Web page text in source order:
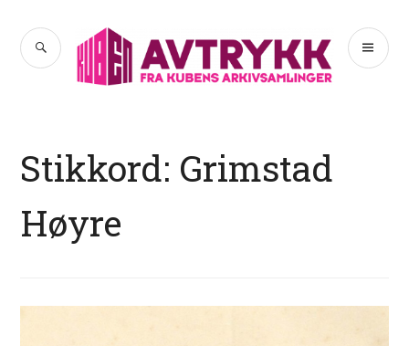
innhold
Avtrykk
SØK
Stikkord: Grimstad
Høyre